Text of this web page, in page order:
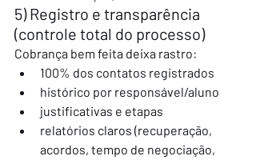
5) Registro e transparência
(controle total do processo)
Cobrança bem feita deixa rastro:
100% dos contatos registrados
histórico por responsável/aluno
justificativas e etapas
relatórios claros (recuperação,
acordos, tempo de negociação,